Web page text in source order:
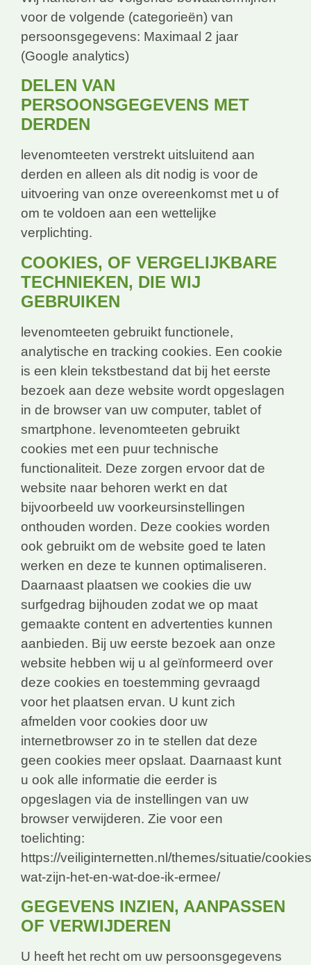
voor de volgende (categorieën) van
persoonsgegevens: Maximaal 2 jaar
(Google analytics)
DELEN VAN
PERSOONSGEGEVENS MET
DERDEN
levenomteeten verstrekt uitsluitend aan
derden en alleen als dit nodig is voor de
uitvoering van onze overeenkomst met u of
om te voldoen aan een wettelijke
verplichting.
COOKIES, OF VERGELIJKBARE
TECHNIEKEN, DIE WIJ
GEBRUIKEN
levenomteeten gebruikt functionele,
analytische en tracking cookies. Een cookie
is een klein tekstbestand dat bij het eerste
bezoek aan deze website wordt opgeslagen
in de browser van uw computer, tablet of
smartphone. levenomteeten gebruikt
cookies met een puur technische
functionaliteit. Deze zorgen ervoor dat de
website naar behoren werkt en dat
bijvoorbeeld uw voorkeursinstellingen
onthouden worden. Deze cookies worden
ook gebruikt om de website goed te laten
werken en deze te kunnen optimaliseren.
Daarnaast plaatsen we cookies die uw
surfgedrag bijhouden zodat we op maat
gemaakte content en advertenties kunnen
aanbieden. Bij uw eerste bezoek aan onze
website hebben wij u al geïnformeerd over
deze cookies en toestemming gevraagd
voor het plaatsen ervan. U kunt zich
afmelden voor cookies door uw
internetbrowser zo in te stellen dat deze
geen cookies meer opslaat. Daarnaast kunt
u ook alle informatie die eerder is
opgeslagen via de instellingen van uw
browser verwijderen. Zie voor een
toelichting:
https://veiliginternetten.nl/themes/situatie/
wat-zijn-het-en-wat-doe-ik-ermee/
GEGEVENS INZIEN, AANPASSEN
OF VERWIJDEREN
U heeft het recht om uw persoonsgegevens